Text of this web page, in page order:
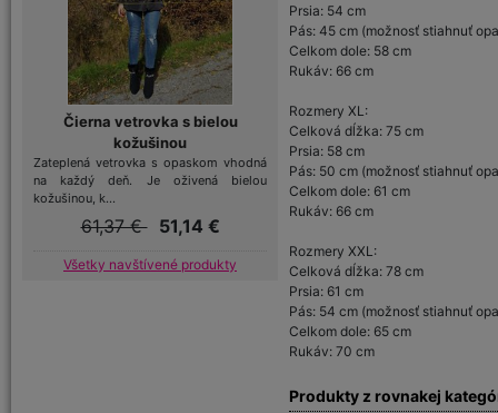
Čierna vetrovka s bielou
kožušinou
Zateplená vetrovka s opaskom vhodná
na každý deň. Je oživená bielou
kožušinou, k...
61,37 € 51,14 €
Všetky navštívené produkty
Prsia: 54 cm
Pás: 45 cm (možnosť stiahnuť
Celkom dole: 58 cm
Rukáv: 66 cm
Rozmery XL:
Celková dĺžka: 75 cm
Prsia: 58 cm
Pás: 50 cm (možnosť stiahnuť
Celkom dole: 61 cm
Rukáv: 66 cm
Rozmery XXL:
Celková dĺžka: 78 cm
Prsia: 61 cm
Pás: 54 cm (možnosť stiahnuť
Celkom dole: 65 cm
Rukáv: 70 cm
Produkty z rovnakej